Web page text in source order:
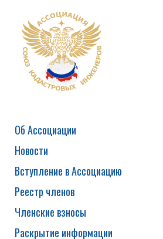
Об Ассоциации
Новости
Вступление в Ассоциацию
Реестр членов
Членские взносы
Раскрытие информации